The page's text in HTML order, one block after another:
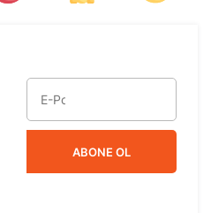
ABONE OL